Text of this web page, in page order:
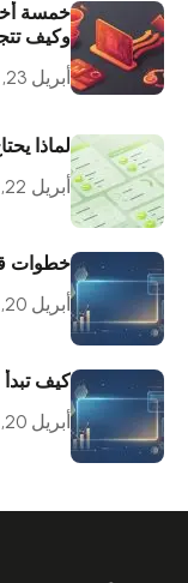
خمسة
وكيف
أبريل 23, 2026
لماذا
أبريل 22, 2026
خطوات
أبريل 20, 2026
كيف
أبريل 20, 2026